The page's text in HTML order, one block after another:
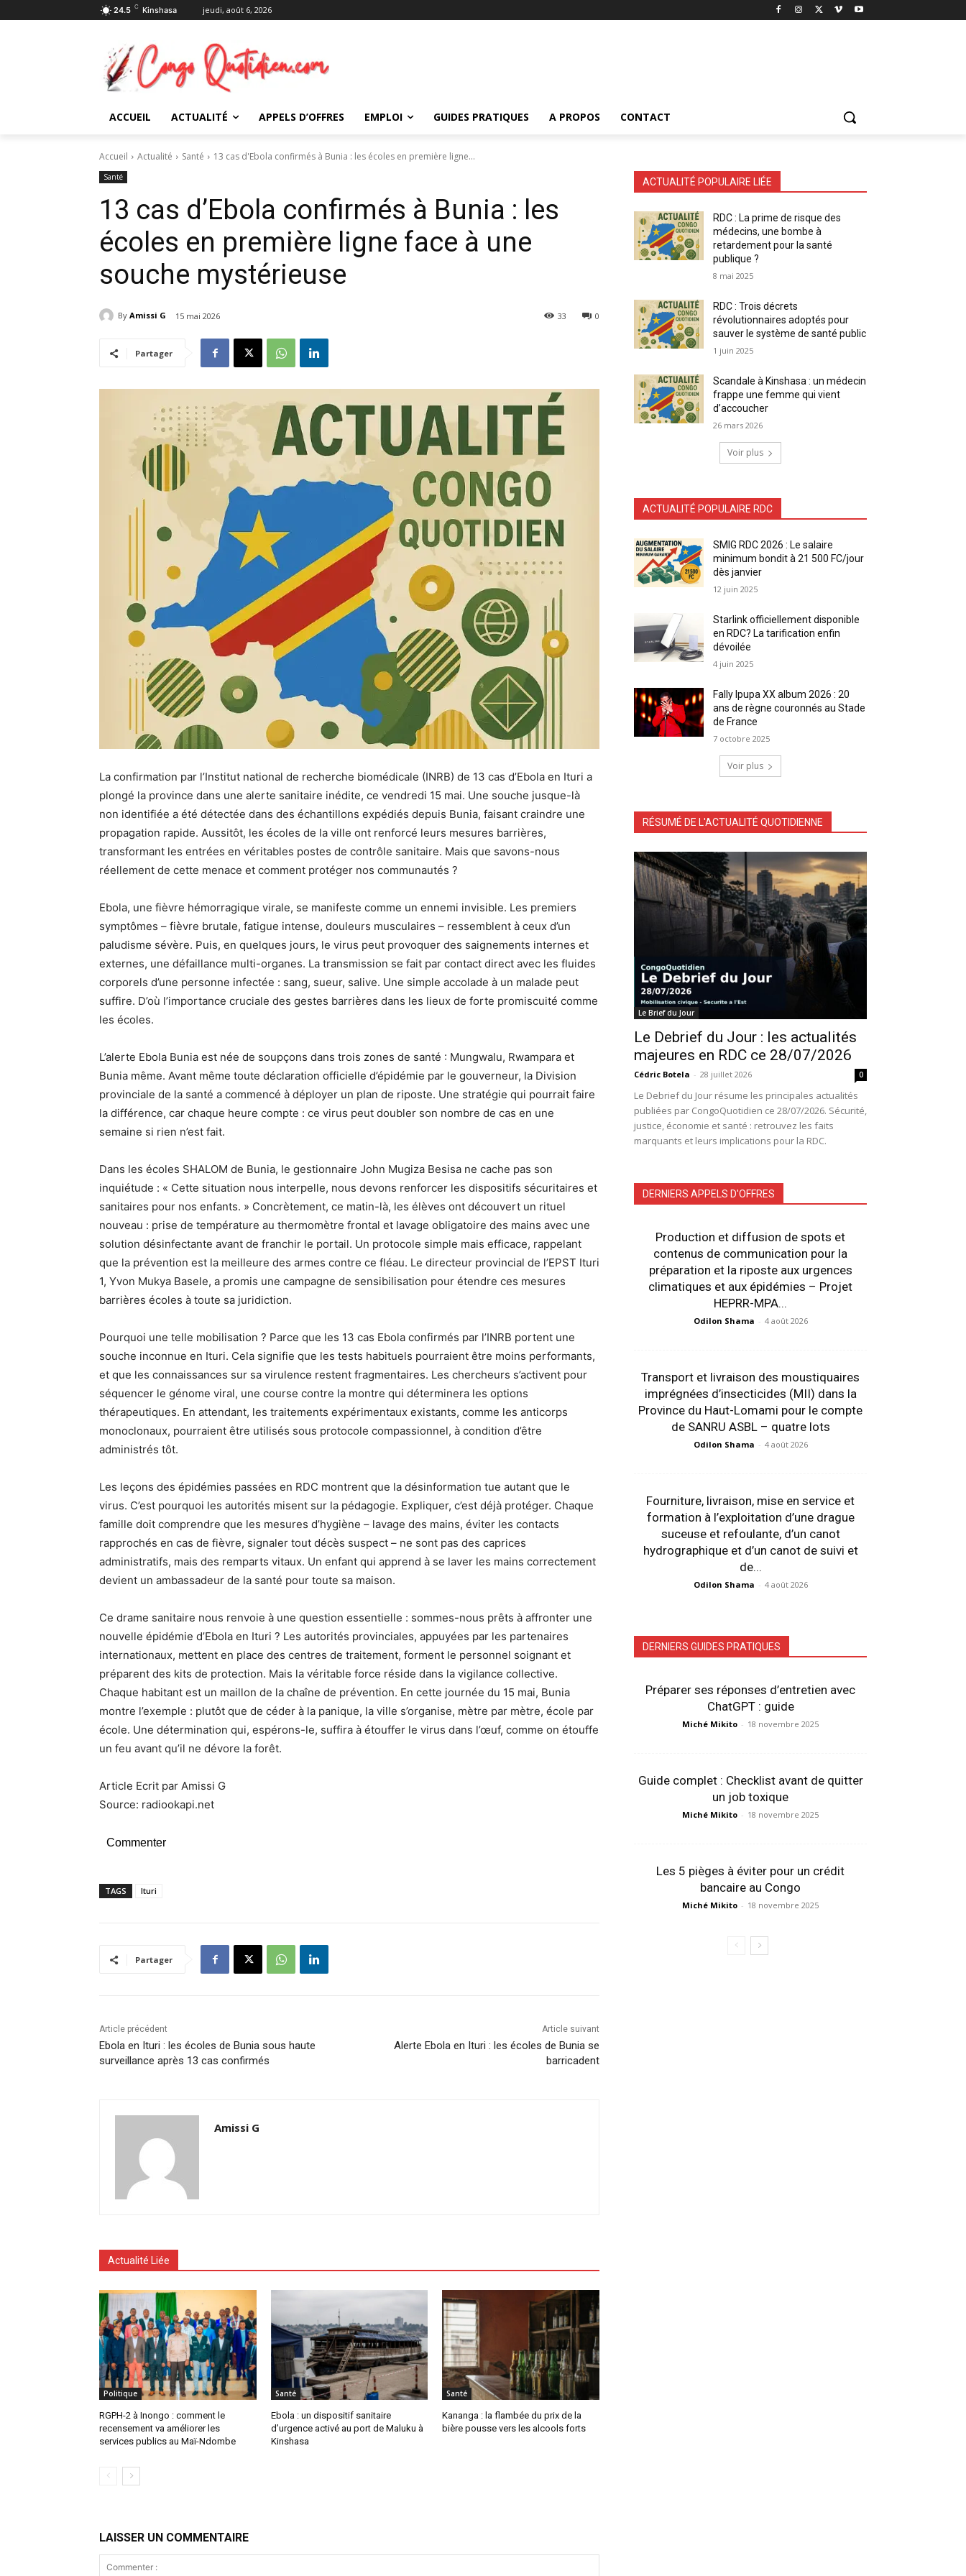
24.5 C Kinshasa jeudi, août 6, 2026
ACCUEIL ACTUALITÉ APPELS D’OFFRES EMPLOI GUIDES PRATIQUES A PROPOS CONTACT
Accueil Actualité Santé 13 cas d'Ebola confirmés à Bunia : les écoles en première ligne...
Santé
13 cas d’Ebola confirmés à Bunia : les
écoles en première ligne face à une
souche mystérieuse
By Amissi G 15 mai 2026 0
33
Partager
La confirmation par l’Institut national de recherche biomédicale (INRB) de 13 cas d’Ebola en Ituri a
plongé la province dans une alerte sanitaire inédite, ce vendredi 15 mai. Une souche jusque-là
non identifiée a été détectée dans des échantillons expédiés depuis Bunia, faisant craindre une
propagation rapide. Aussitôt, les écoles de la ville ont renforcé leurs mesures barrières,
transformant les entrées en véritables postes de contrôle sanitaire. Mais que savons-nous
réellement de cette menace et comment protéger nos communautés ?
Ebola, une fièvre hémorragique virale, se manifeste comme un ennemi invisible. Les premiers
symptômes – fièvre brutale, fatigue intense, douleurs musculaires – ressemblent à ceux d’un
paludisme sévère. Puis, en quelques jours, le virus peut provoquer des saignements internes et
externes, une défaillance multi-organes. La transmission se fait par contact direct avec les fluides
corporels d’une personne infectée : sang, sueur, salive. Une simple accolade à un malade peut
suffire. D’où l’importance cruciale des gestes barrières dans les lieux de forte promiscuité comme
les écoles.
L’alerte Ebola Bunia est née de soupçons dans trois zones de santé : Mungwalu, Rwampara et
Bunia même. Avant même toute déclaration officielle d’épidémie par le gouverneur, la Division
provinciale de la santé a commencé à déployer un plan de riposte. Une stratégie qui pourrait faire
la différence, car chaque heure compte : ce virus peut doubler son nombre de cas en une
semaine si rien n’est fait.
Dans les écoles SHALOM de Bunia, le gestionnaire John Mugiza Besisa ne cache pas son
inquiétude : « Cette situation nous interpelle, nous devons renforcer les dispositifs sécuritaires et
sanitaires pour nos enfants. » Concrètement, ce matin-là, les élèves ont découvert un rituel
nouveau : prise de température au thermomètre frontal et lavage obligatoire des mains avec une
solution désinfectante avant de franchir le portail. Un protocole simple mais efficace, rappelant
que la prévention est la meilleure des armes contre ce fléau. Le directeur provincial de l’EPST Ituri
1, Yvon Mukya Basele, a promis une campagne de sensibilisation pour étendre ces mesures
barrières écoles à toute sa juridiction.
Pourquoi une telle mobilisation ? Parce que les 13 cas Ebola confirmés par l’INRB portent une
souche inconnue en Ituri. Cela signifie que les tests habituels pourraient être moins performants,
et que les connaissances sur sa virulence restent fragmentaires. Les chercheurs s’activent pour
séquencer le génome viral, une course contre la montre qui déterminera les options
thérapeutiques. En attendant, les traitements expérimentaux existants, comme les anticorps
monoclonaux, pourraient être utilisés sous protocole compassionnel, à condition d’être
administrés tôt.
Les leçons des épidémies passées en RDC montrent que la désinformation tue autant que le
virus. C’est pourquoi les autorités misent sur la pédagogie. Expliquer, c’est déjà protéger. Chaque
famille doit comprendre que les mesures d’hygiène – lavage des mains, éviter les contacts
rapprochés en cas de fièvre, signaler tout décès suspect – ne sont pas des caprices
administratifs, mais des remparts vitaux. Un enfant qui apprend à se laver les mains correctement
devient un ambassadeur de la santé pour toute sa maison.
Ce drame sanitaire nous renvoie à une question essentielle : sommes-nous prêts à affronter une
nouvelle épidémie d’Ebola en Ituri ? Les autorités provinciales, appuyées par les partenaires
internationaux, mettent en place des centres de traitement, forment le personnel soignant et
préparent des kits de protection. Mais la véritable force réside dans la vigilance collective.
Chaque habitant est un maillon de la chaîne de prévention. En cette journée du 15 mai, Bunia
montre l’exemple : plutôt que de céder à la panique, la ville s’organise, mètre par mètre, école par
école. Une détermination qui, espérons-le, suffira à étouffer le virus dans l’œuf, comme on étouffe
un feu avant qu’il ne dévore la forêt.
Article Ecrit par Amissi G
Source: radiookapi.net
Commenter
TAGS Ituri
Partager
Article précédent
Ebola en Ituri : les écoles de Bunia sous haute
surveillance après 13 cas confirmés
Article suivant
Alerte Ebola en Ituri : les écoles de Bunia se
barricadent
Amissi G
Actualité Liée
Politique
RGPH-2 à Inongo : comment le
recensement va améliorer les
services publics au Maï-Ndombe
Santé
Ebola : un dispositif sanitaire
d’urgence activé au port de Maluku à
Kinshasa
Santé
Kananga : la flambée du prix de la
bière pousse vers les alcools forts
LAISSER UN COMMENTAIRE
ACTUALITÉ POPULAIRE LIÉE
RDC : La prime de risque des
médecins, une bombe à
retardement pour la santé
publique ?
8 mai 2025
RDC : Trois décrets
révolutionnaires adoptés pour
sauver le système de santé public
1 juin 2025
Scandale à Kinshasa : un médecin
frappe une femme qui vient
d’accoucher
26 mars 2026
Voir plus
ACTUALITÉ POPULAIRE RDC
SMIG RDC 2026 : Le salaire
minimum bondit à 21 500 FC/jour
dès janvier
12 juin 2025
Starlink officiellement disponible
en RDC? La tarification enfin
dévoilée
4 juin 2025
Fally Ipupa XX album 2026 : 20
ans de règne couronnés au Stade
de France
7 octobre 2025
Voir plus
RÉSUMÉ DE L'ACTUALITÉ QUOTIDIENNE
Le Brief du Jour
Le Debrief du Jour : les actualités
majeures en RDC ce 28/07/2026
Cédric Botela - 28 juillet 2026 0
Le Debrief du Jour résume les principales actualités
publiées par CongoQuotidien ce 28/07/2026. Sécurité,
justice, économie et santé : retrouvez les faits
marquants et leurs implications pour la RDC.
DERNIERS APPELS D'OFFRES
Production et diffusion de spots et
contenus de communication pour la
préparation et la riposte aux urgences
climatiques et aux épidémies – Projet
HEPRR-MPA...
Odilon Shama - 4 août 2026
Transport et livraison des moustiquaires
imprégnées d’insecticides (MII) dans la
Province du Haut-Lomami pour le compte
de SANRU ASBL – quatre lots
Odilon Shama - 4 août 2026
Fourniture, livraison, mise en service et
formation à l’exploitation d’une drague
suceuse et refoulante, d’un canot
hydrographique et d’un canot de suivi et
de...
Odilon Shama - 4 août 2026
DERNIERS GUIDES PRATIQUES
Préparer ses réponses d’entretien avec
ChatGPT : guide
Miché Mikito - 18 novembre 2025
Guide complet : Checklist avant de quitter
un job toxique
Miché Mikito - 18 novembre 2025
Les 5 pièges à éviter pour un crédit
bancaire au Congo
Miché Mikito - 18 novembre 2025